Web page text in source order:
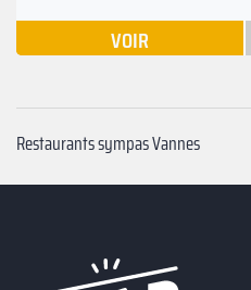
VOIR
Restaurants sympas Vannes